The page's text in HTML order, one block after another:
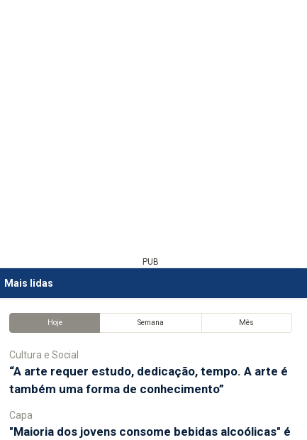
PUB
Mais lidas
Hoje Semana Mês
Cultura e Social
“A arte requer estudo, dedicação, tempo. A arte é
também uma forma de conhecimento”
Capa
"Maioria dos jovens consome bebidas alcoólicas" é